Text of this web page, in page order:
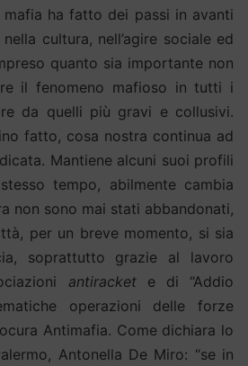
ha fatto dei passi in avanti
cultura, nell’agire sociale ed
quanto sia importante non
il fenomeno mafioso in tutti i
da quelli più gravi e collusivi.
fatto, cosa nostra continua ad
Mantiene alcuni suoi profili
tempo, abilmente cambia
non sono mai stati abbandonati,
per un breve momento, si sia
soprattutto grazie al lavoro
antirackete di “Addio
operazioni delle forze
Antimafia. Come dichiara lo
Antonella De Miro: “se in